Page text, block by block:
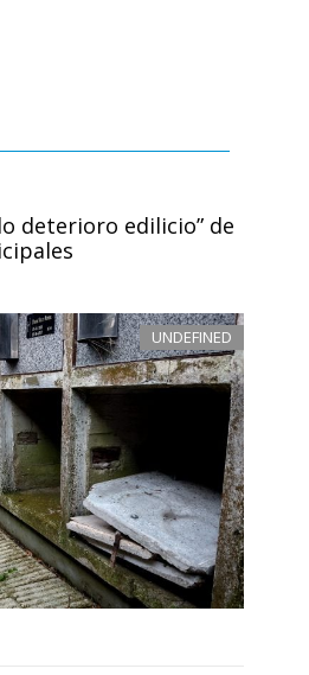
deterioro edilicio” de
UNDEFINED